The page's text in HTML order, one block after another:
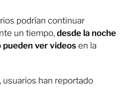
podrían continuar
un tiempo, desde la noche
pueden ver videos en la
usuarios han reportado